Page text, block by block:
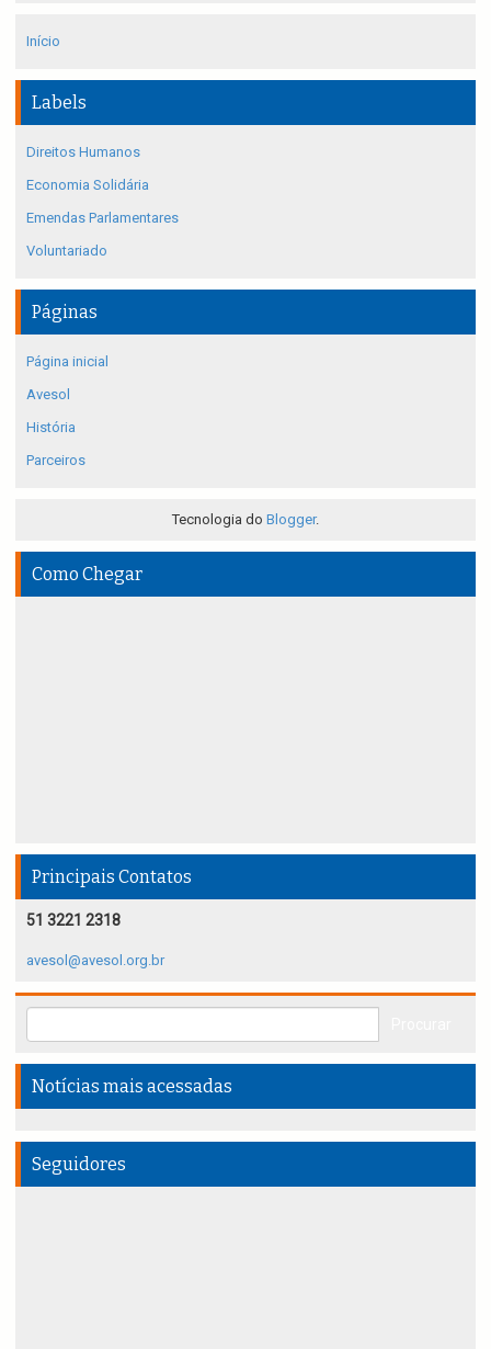
Início
Labels
Direitos Humanos
Economia Solidária
Emendas Parlamentares
Voluntariado
Páginas
Página inicial
Avesol
História
Parceiros
Tecnologia do Blogger.
Como Chegar
Principais Contatos
51 3221 2318
avesol@avesol.org.br
Notícias mais acessadas
Seguidores